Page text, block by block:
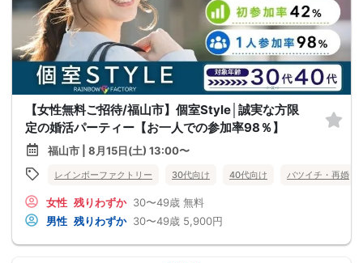
【女性無料ご招待/福山市】個室Style│誠実な方限
定の婚活パーティー【お一人での参加率98％】
福山市 | 8月15日(土) 13:00〜
レインボーファクトリー 30代向け 40代向け バツイチ・再婚
女性 残りわずか 30〜49歳 無料
男性 残りわずか 30〜49歳 5,900円